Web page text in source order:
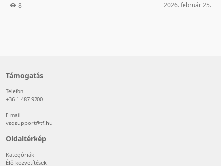
8 2026. február 25.
Támogatás
Telefon
+36 1 487 9200
E-mail
vsqsupport@tf.hu
Oldaltérkép
Kategóriák
Élő közvetítések